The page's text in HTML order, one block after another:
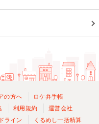
の方へ
ロケ弁手帳
利用規約
運営会社
ライン くるめし一括精算